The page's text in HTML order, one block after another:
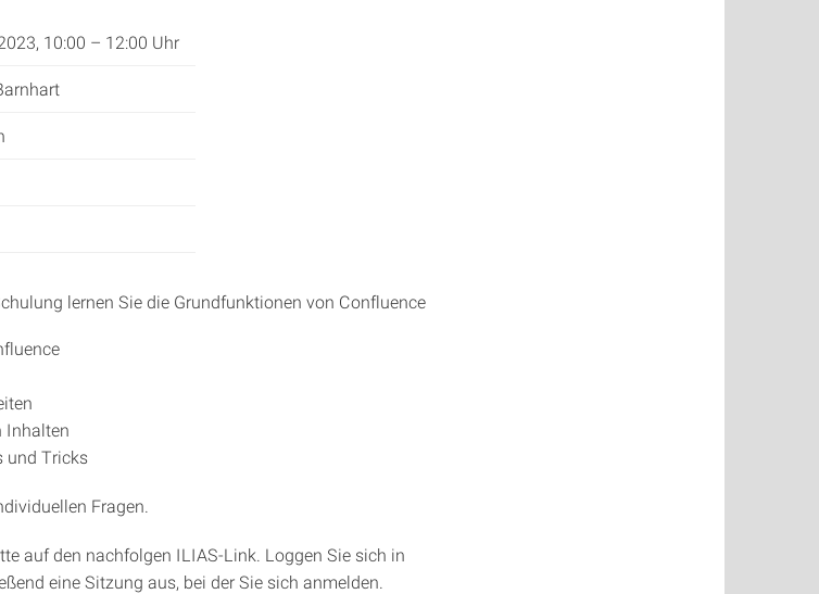
10:00 – 12:00 Uhr
lernen Sie die Grundfunktionen von Confluence
Inhalten
und Tricks
Fragen.
auf den nachfolgen ILIAS-Link. Loggen Sie sich in
eine Sitzung aus, bei der Sie sich anmelden.